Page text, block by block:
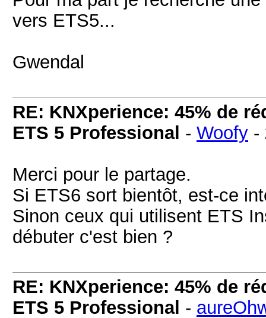
vers ETS5...
Gwendal
RE: KNXperience: 45% de
ETS 5 Professional - Woofy -
Merci pour le partage.
Si ETS6 sort bientôt, est-ce
Sinon ceux qui utilisent ETS
débuter c'est bien ?
RE: KNXperience: 45% de
ETS 5 Professional -